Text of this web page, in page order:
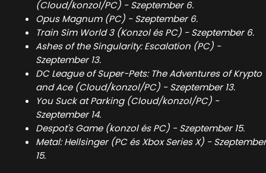
(Cloud/konzol/PC) - Szeptember 6.
Opus Magnum (PC) - Szeptember 6.
Train Sim World 3 (Konzol és PC) - Szeptember 6.
Ashes of the Singularity: Escalation (PC) -
Szeptember 13.
DC League of Super-Pets: The Adventures of Krypto
and Ace (Cloud/konzol/PC) - Szeptember 13.
You Suck at Parking (Cloud/konzol/PC) -
Szeptember 14.
Despot's Game (konzol és PC) - Szeptember 15.
Metal: Hellsinger (PC és Xbox Series X) - Szeptember
15.